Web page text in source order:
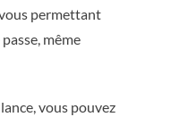
permettant
même
vous pouvez